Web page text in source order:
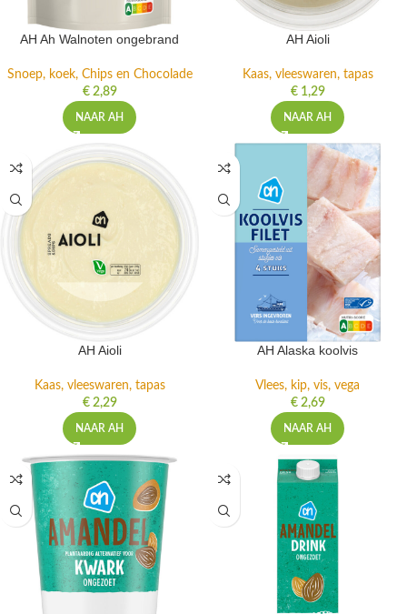
AH Ah Walnoten ongebrand
Snoep, koek, Chips en Chocolade
€2,89
NAAR AH
AH Aioli
Kaas, vleeswaren, tapas
€1,29
NAAR AH
AH Aioli
Kaas, vleeswaren, tapas
€2,29
NAAR AH
AH Alaska koolvis
Vlees, kip, vis, vega
€2,69
NAAR AH